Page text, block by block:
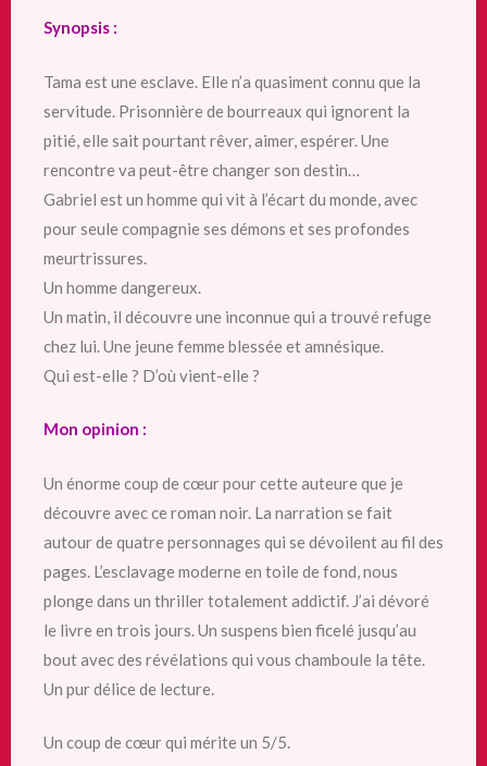
Synopsis :
Tama est une esclave. Elle n’a quasiment connu que la
servitude. Prisonnière de bourreaux qui ignorent la
pitié, elle sait pourtant rêver, aimer, espérer. Une
rencontre va peut-être changer son destin…
Gabriel est un homme qui vit à l’écart du monde, avec
pour seule compagnie ses démons et ses profondes
meurtrissures.
Un homme dangereux.
Un matin, il découvre une inconnue qui a trouvé refuge
chez lui. Une jeune femme blessée et amnésique.
Qui est-elle ? D’où vient-elle ?
Mon opinion :
Un énorme coup de cœur pour cette auteure que je
découvre avec ce roman noir. La narration se fait
autour de quatre personnages qui se dévoilent au fil des
pages. L’esclavage moderne en toile de fond, nous
plonge dans un thriller totalement addictif. J’ai dévoré
le livre en trois jours. Un suspens bien ficelé jusqu’au
bout avec des révélations qui vous chamboule la tête.
Un pur délice de lecture.
Un coup de cœur qui mérite un 5/5.